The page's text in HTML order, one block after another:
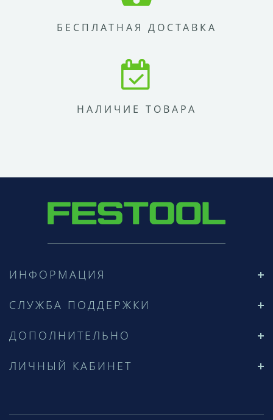
БЕСПЛАТНАЯ ДОСТАВКА
НАЛИЧИЕ ТОВАРА
ИНФОРМАЦИЯ
СЛУЖБА ПОДДЕРЖКИ
ДОПОЛНИТЕЛЬНО
ЛИЧНЫЙ КАБИНЕТ